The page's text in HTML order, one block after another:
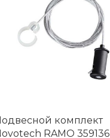
комплект
RAMO 359136